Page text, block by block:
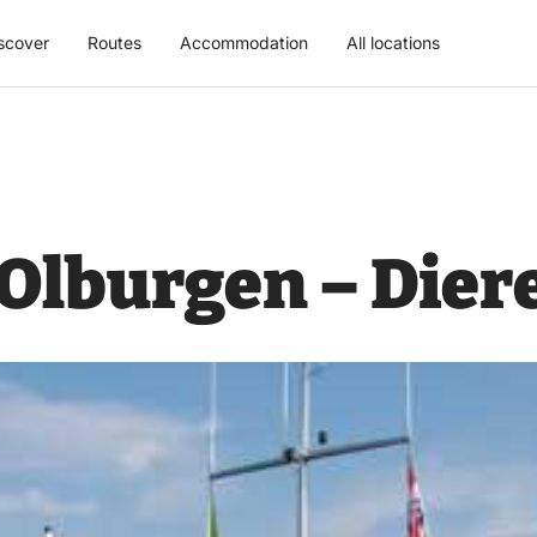
Routes Accommodation All locations
–